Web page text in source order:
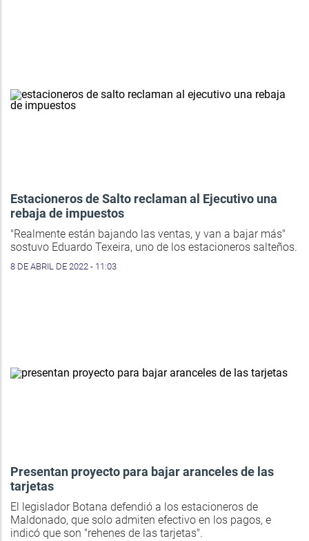
Estacioneros de Salto reclaman al Ejecutivo una
rebaja de impuestos
"Realmente están bajando las ventas, y van a bajar más"
sostuvo Eduardo Texeira, uno de los estacioneros salteños.
8 DE ABRIL DE 2022 - 11:03
Presentan proyecto para bajar aranceles de las
tarjetas
El legislador Botana defendió a los estacioneros de
Maldonado, que solo admiten efectivo en los pagos, e
indicó que son "rehenes de las tarjetas".